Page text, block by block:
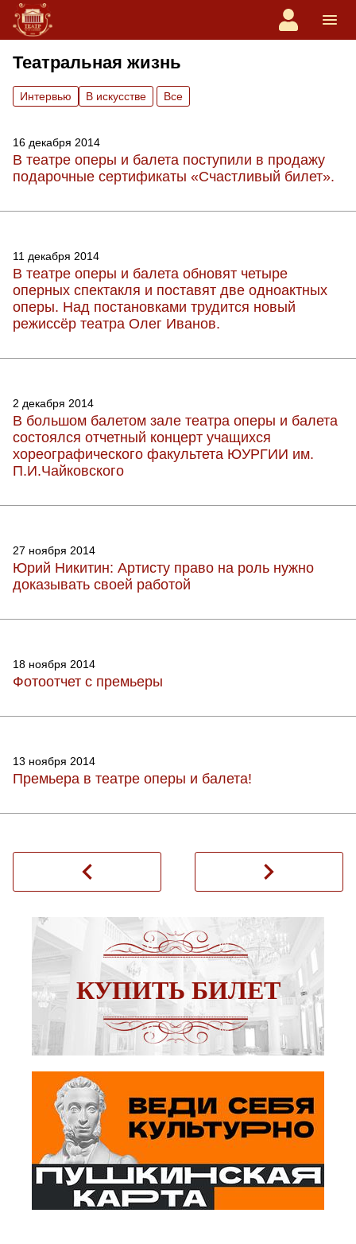
Театральная жизнь
Интервью В искусстве Вce
16 декабря 2014
В театре оперы и балета поступили в продажу
подарочные сертификаты «Счастливый билет».
11 декабря 2014
В театре оперы и балета обновят четыре
оперных спектакля и поставят две одноактных
оперы. Над постановками трудится новый
режиссёр театра Олег Иванов.
2 декабря 2014
В большом балетом зале театра оперы и балета
состоялся отчетный концерт учащихся
хореографического факультета ЮУРГИИ им.
П.И.Чайковского
27 ноября 2014
Юрий Никитин: Артисту право на роль нужно
доказывать своей работой
18 ноября 2014
Фотоотчет с премьеры
13 ноября 2014
Премьера в театре оперы и балета!
navigate_before navigate_next
КУПИТЬ БИЛЕТ